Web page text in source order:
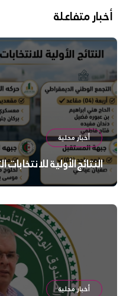
أخبار متفاعلة
أخبار محلية
النتائج الأولية
أخبار محلية